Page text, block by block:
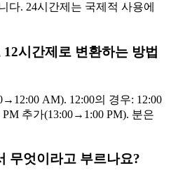
다. 24시간제는 국제적 사용에
시간제로 변환하는 방법
AM). 12:00의 경우: 12:00
추가(13:00→1:00 PM). 분은
무엇이라고 부르나요?